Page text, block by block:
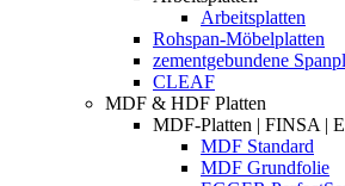
Arbeitsplatten
Rohspan-Möbelplatten
zementgebundene
CLEAF
MDF & HDF Platten
MDF-Platten | FINSA |
MDF Standard
MDF Grundfolie